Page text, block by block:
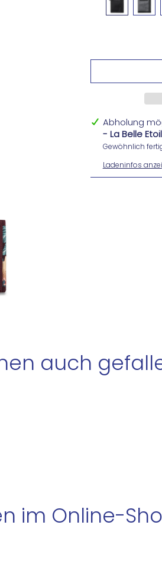
Abholung
- La Belle
Gewöhnlich
Ladeninfos
auch
im Online-